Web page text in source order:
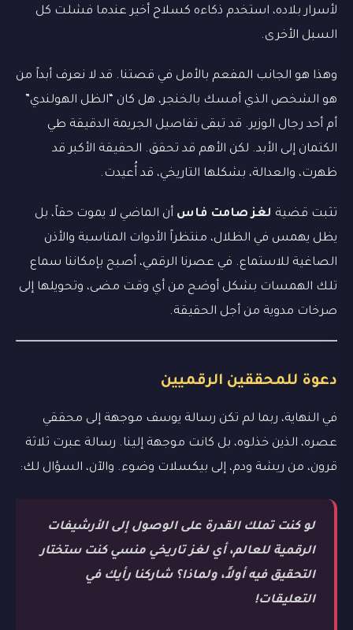
لأسرار بلاده، استخدم ذكاءه كسلاح أخير عندما فشلت كل
السبل الأخرى.
وهذا هو الجانب المفعم بالأمل في قصتنا. قد لا نعرف أبداً من
هو الشخص الذي أمسك بالخنجر، هل كان “الظل الهولندي”
أم أحد رجال الوزير. قد تبقى تفاصيل الجريمة الدقيقة طي
الكتمان إلى الأبد. لكن الأهم قد تحقق. الحقيقة الأكبر قد
ظهرت، والعدالة، بشكلها التاريخي، قد أُعيدت.
تثبت قضية لغز صامت فاس أن الماضي لا يموت حقاً، بل
يظل يهمس في الظلال، منتظراً الأدوات المناسبة والأذن
الصاغية للاستماع. في عصرنا الرقمي، أصبح بإمكاننا سماع
تلك الهمسات بشكل أوضح من أي وقت مضى، وتحويلها إلى
صرخات مدوية من أجل الحقيقة.
دعوة للمحققين الرقميين
في النهاية، ربما لم تكن رسالة يوسف موجهة إلى محققي
عصره، الذين خذلوه، بل كانت موجهة إلينا. رسالة عبرت ثلاثة
قرون، من ريشة ودم، إلى بيكسلات وضوء. والآن، السؤال لك:
لو كنت تملك القدرة على الوصول إلى الأرشيفات
الرقمية للعالم، أي لغز تاريخي منسي كنت ستختار
التحقيق فيه أولاً، ولماذا؟ شاركنا رأيك في
التعليقات!